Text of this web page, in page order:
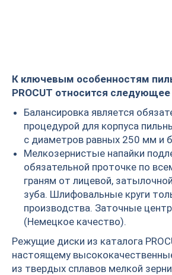
К ключевым особенностям
PROCUT относится следующее
Балансировка является
процедурой для корпуса
с диаметров равных 250 мм и
Мелкозернистые напайки
обязательной проточке по
граням от лицевой,
зуба. Шлифовальные круги
производства. Заточные
(Немецкое качество).
Режущие диски из каталога
настоящему
из твердых сплавов мелкой